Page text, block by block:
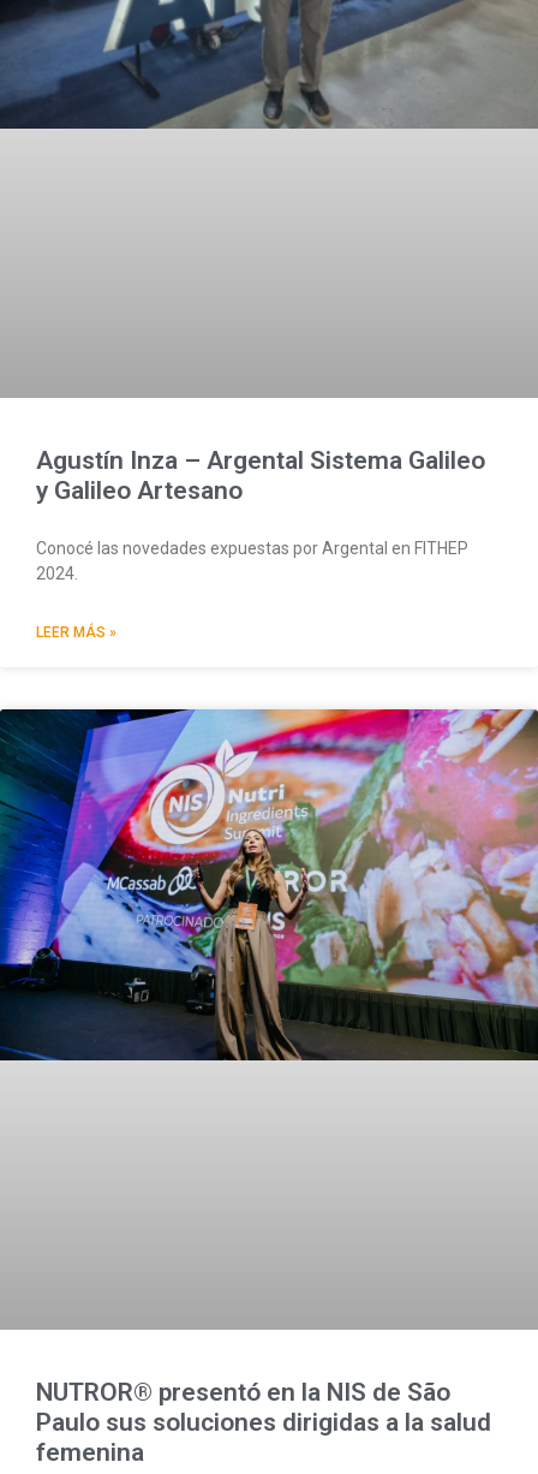
Agustín Inza – Argental Sistema Galileo
y Galileo Artesano
Conocé las novedades expuestas por Argental en FITHEP
2024.
LEER MÁS »
NUTROR® presentó en la NIS de São
Paulo sus soluciones dirigidas a la salud
femenina